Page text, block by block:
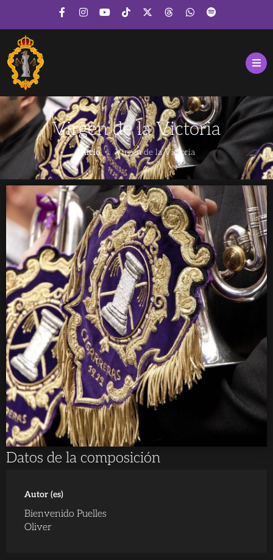
Virgen de la Victoria
Inicio Virgen de la Victoria
Datos de la composición
Autor (es)
Bienvenido Puelles
Oliver